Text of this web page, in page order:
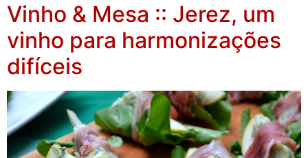
Vinho & Mesa :: Jerez, um
vinho para harmonizações
difíceis